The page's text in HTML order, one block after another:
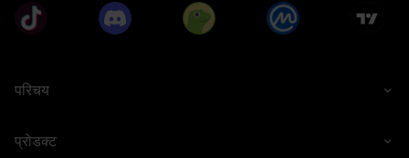
परिचय
प्रोडक्ट